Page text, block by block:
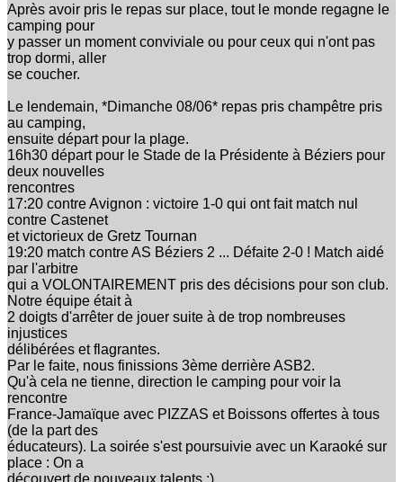
Après avoir pris le repas sur place, tout le monde regagne le
camping pour
y passer un moment conviviale ou pour ceux qui n'ont pas
trop dormi, aller
se coucher.
Le lendemain, *Dimanche 08/06* repas pris champêtre pris
au camping,
ensuite départ pour la plage.
16h30 départ pour le Stade de la Présidente à Béziers pour
deux nouvelles
rencontres
17:20 contre Avignon : victoire 1-0 qui ont fait match nul
contre Castenet
et victorieux de Gretz Tournan
19:20 match contre AS Béziers 2 ... Défaite 2-0 ! Match aidé
par l'arbitre
qui a VOLONTAIREMENT pris des décisions pour son club.
Notre équipe était à
2 doigts d'arrêter de jouer suite à de trop nombreuses
injustices
délibérées et flagrantes.
Par le faite, nous finissions 3ème derrière ASB2.
Qu'à cela ne tienne, direction le camping pour voir la
rencontre
France-Jamaïque avec PIZZAS et Boissons offertes à tous
(de la part des
éducateurs). La soirée s'est poursuivie avec un Karaoké sur
place : On a
découvert de nouveaux talents :)